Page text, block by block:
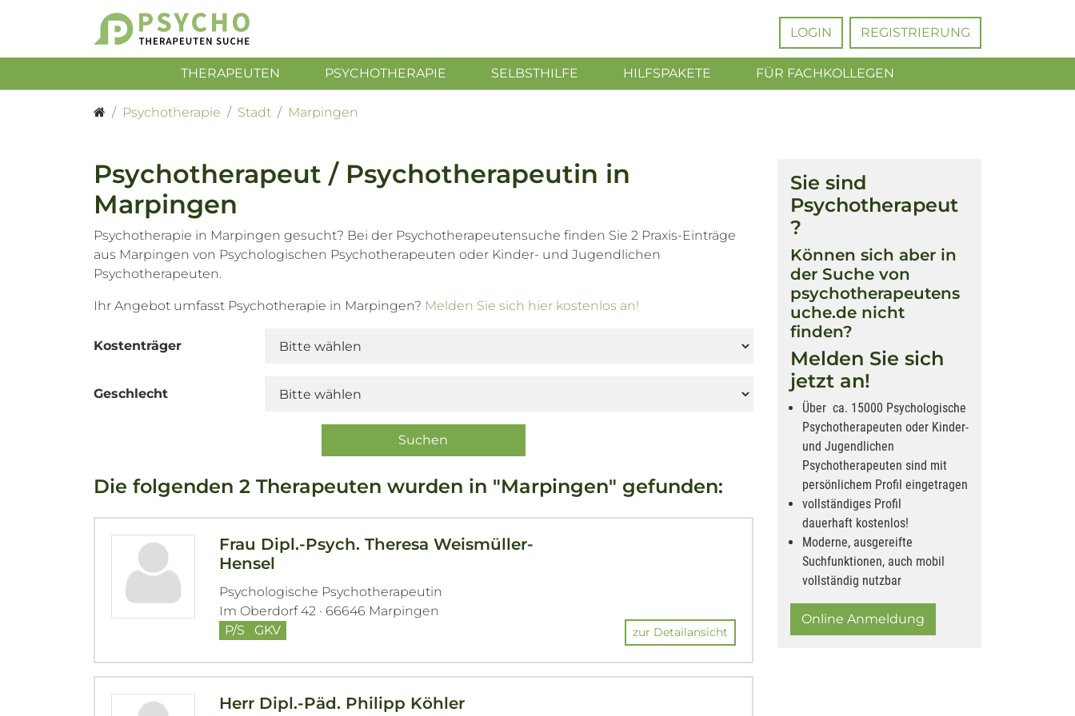
LOGIN REGISTRIERUNG
THERAPEUTEN PSYCHOTHERAPIE SELBSTHILFE HILFSPAKETE FÜR FACHKOLLEGEN
Psychotherapie Stadt Marpingen
Psychotherapeut / Psychotherapeutin in
Marpingen
Psychotherapie in Marpingen gesucht? Bei der Psychotherapeutensuche finden Sie 2 Praxis-Einträge
aus Marpingen von Psychologischen Psychotherapeuten oder Kinder- und Jugendlichen
Psychotherapeuten.
Ihr Angebot umfasst Psychotherapie in Marpingen? Melden Sie sich hier kostenlos an!
Kostenträger
Geschlecht
Die folgenden 2 Therapeuten wurden in "Marpingen" gefunden:
Frau Dipl.-Psych. Theresa Weismüller-
Hensel
Psychologische Psychotherapeutin
Im Oberdorf 42 · 66646 Marpingen
P/S
GKV zur Detailansicht
Herr Dipl.-Päd. Philipp Köhler
Sie sind
Psychotherapeut
?
Können sich aber in
der Suche von
psychotherapeutens
uche.de nicht
finden?
Melden Sie sich
jetzt an!
Über ca. 15000 Psychologische
Psychotherapeuten oder Kinder-
und Jugendlichen
Psychotherapeuten sind mit
persönlichem Profil eingetragen
vollständiges Profil
dauerhaft kostenlos!
Moderne, ausgereifte
Suchfunktionen, auch mobil
vollständig nutzbar
Online Anmeldung